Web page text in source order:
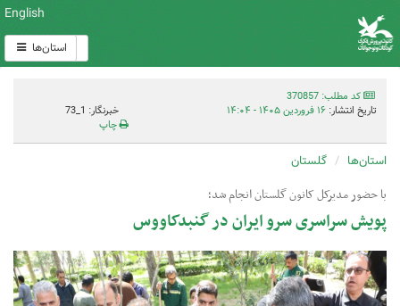
English
استان‌ها
کد مطلب: 370857
تاریخ انتشار: ۱۶ فروردین ۱۴۰۵ - ۱۴:۰۴
خبرنگار: 1_73
چاپ
استان‌ها گلستان
با حضور مدیرکل کانون گلستان انجام شد؛
پویش سراسری سرو ایران در گنبدکاووس